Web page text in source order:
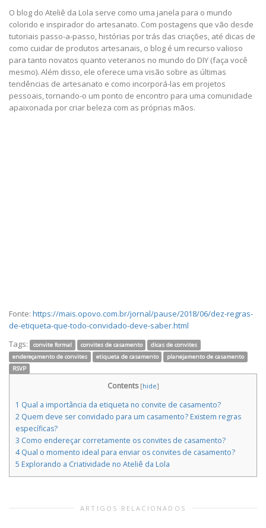
O blog do Ateliê da Lola serve como uma janela para o mundo
colorido e inspirador do artesanato. Com postagens que vão desde
tutoriais passo-a-passo, histórias por trás das criações, até dicas de
como cuidar de produtos artesanais, o blog é um recurso valioso
para tanto novatos quanto veteranos no mundo do DIY (faça você
mesmo). Além disso, ele oferece uma visão sobre as últimas
tendências de artesanato e como incorporá-las em projetos
pessoais, tornando-o um ponto de encontro para uma comunidade
apaixonada por criar beleza com as próprias mãos.
Fonte: https://mais.opovo.com.br/jornal/pause/2018/06/dez-regras-
de-etiqueta-que-todo-convidado-deve-saber.html
Tags:
convite formal convites de casamento
dicas de convites
endereçamento de convites
etiqueta de casamento
planejamento de casamento
RSVP
Contents [hide]
1 Qual a importância da etiqueta no convite de casamento?
2 Quem deve ser convidado para um casamento? Existem regras
específicas?
3 Como endereçar corretamente os convites de casamento?
4Qual o momento ideal para enviar os convites de casamento?
5 Explorando a Criatividade no Ateliê da Lola
ARTIGOS RELACIONADOS